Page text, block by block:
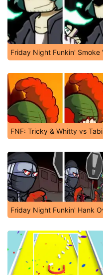
Friday Night Funkin' Smoke
FNF: Tricky & Whitty vs
Friday Night Funkin' Hank